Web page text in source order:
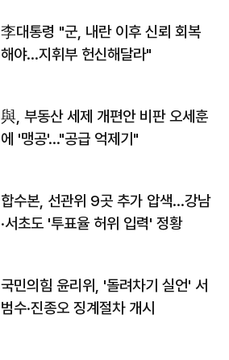
李대통령 "군, 내란 이후 신뢰 회복
해야…지휘부 헌신해달라"
與, 부동산 세제 개편안 비판 오세훈
에 '맹공'…"공급 억제기"
합수본, 선관위 9곳 추가 압색…강남
·서초도 '투표율 허위 입력' 정황
국민의힘 윤리위, '돌려차기 실언' 서
범수·진종오 징계절차 개시